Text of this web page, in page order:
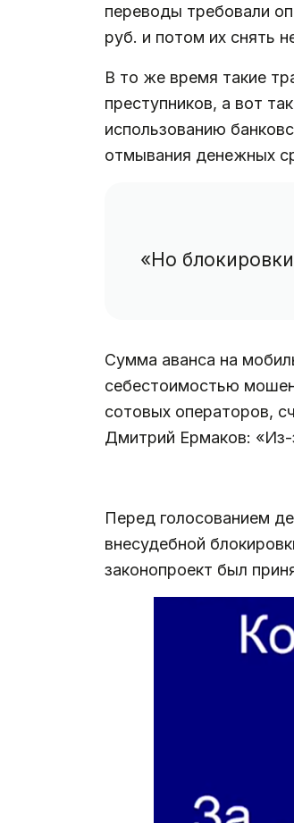
переводы требовали
руб. и потом их снять
В то же время такие
преступников, а вот
использованию
отмывания денежных
«Но
Сумма аванса на
себестоимостью
сотовых операторов,
Дмитрий Ермаков: «Из-
Перед голосованием
внесудебной
законопроект был